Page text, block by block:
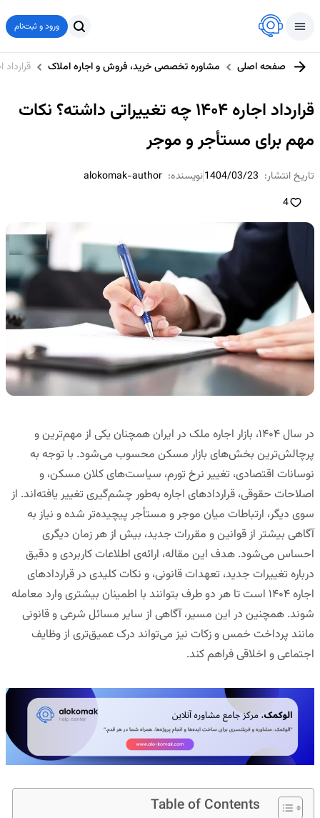
ورود و ثبت‌نام
صفحه اصلی مشاوره تخصصی خرید، فروش و اجاره املاک قرارداد اجاره ۱۴۰۴ چه تغییراتی
قرارداد اجاره ۱۴۰۴ چه تغییراتی داشته؟ نکات
مهم برای مستأجر و موجر
تاریخ انتشار: 1404/03/23نویسنده: alokomak-author
4
در سال ۱۴۰۴، بازار اجاره ملک در ایران همچنان یکی از مهم‌ترین و
پرچالش‌ترین بخش‌های بازار مسکن محسوب می‌شود. با توجه به
نوسانات اقتصادی، تغییر نرخ تورم، سیاست‌های کلان مسکن، و
اصلاحات حقوقی، قراردادهای اجاره به‌طور چشم‌گیری تغییر یافته‌اند. از
سوی دیگر، ارتباطات میان موجر و مستأجر پیچیده‌تر شده و نیاز به
آگاهی بیشتر از قوانین و مقررات جدید، بیش از هر زمان دیگری
احساس می‌شود. هدف این مقاله، ارائه‌ی اطلاعات کاربردی و دقیق
درباره تغییرات جدید، تعهدات قانونی، و نکات کلیدی در قراردادهای
اجاره ۱۴۰۴ است تا هر دو طرف بتوانند با اطمینان بیشتری وارد معامله
شوند. همچنین در این مسیر، آگاهی از سایر مسائل شرعی و قانونی
مانند پرداخت خمس و زکات نیز می‌تواند درک عمیق‌تری از وظایف
اجتماعی و اخلاقی فراهم کند.
Table of Contents